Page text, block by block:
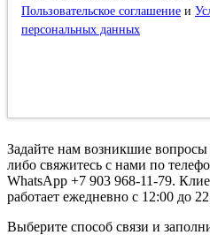
Пользовательское соглашение и
персональных данных
Задайте нам возникшие
либо свяжитесь с нами по
WhatsApp +7 903 968-11-79.
работает ежедневно с 12:00 до
Выберите способ связи и